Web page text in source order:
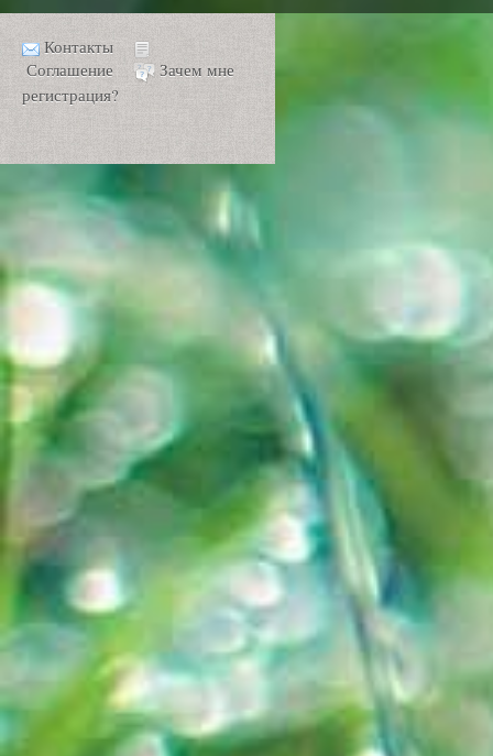
Контакты
Соглашение
Зачем мне
регистрация?